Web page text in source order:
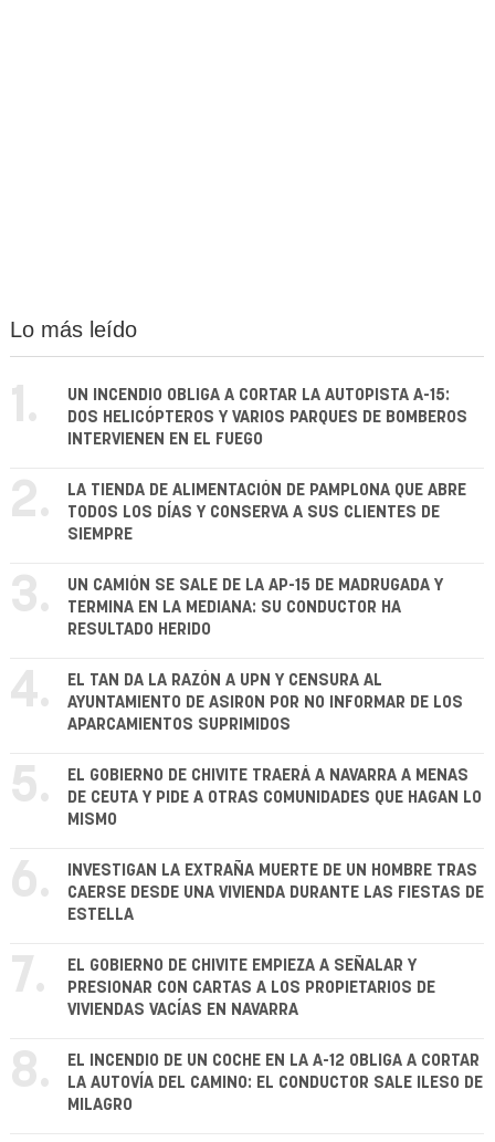
Lo más leído
1.
UN INCENDIO OBLIGA A CORTAR LA AUTOPISTA A-15:
DOS HELICÓPTEROS Y VARIOS PARQUES DE BOMBEROS
INTERVIENEN EN EL FUEGO
2.
LA TIENDA DE ALIMENTACIÓN DE PAMPLONA QUE ABRE
TODOS LOS DÍAS Y CONSERVA A SUS CLIENTES DE
SIEMPRE
3.
UN CAMIÓN SE SALE DE LA AP-15 DE MADRUGADA Y
TERMINA EN LA MEDIANA: SU CONDUCTOR HA
RESULTADO HERIDO
4.
EL TAN DA LA RAZÓN A UPN Y CENSURA AL
AYUNTAMIENTO DE ASIRON POR NO INFORMAR DE LOS
APARCAMIENTOS SUPRIMIDOS
5.
EL GOBIERNO DE CHIVITE TRAERÁ A NAVARRA A MENAS
DE CEUTA Y PIDE A OTRAS COMUNIDADES QUE HAGAN LO
MISMO
6.
INVESTIGAN LA EXTRAÑA MUERTE DE UN HOMBRE TRAS
CAERSE DESDE UNA VIVIENDA DURANTE LAS FIESTAS DE
ESTELLA
7.
EL GOBIERNO DE CHIVITE EMPIEZA A SEÑALAR Y
PRESIONAR CON CARTAS A LOS PROPIETARIOS DE
VIVIENDAS VACÍAS EN NAVARRA
8.
EL INCENDIO DE UN COCHE EN LA A-12 OBLIGA A CORTAR
LA AUTOVÍA DEL CAMINO: EL CONDUCTOR SALE ILESO DE
MILAGRO